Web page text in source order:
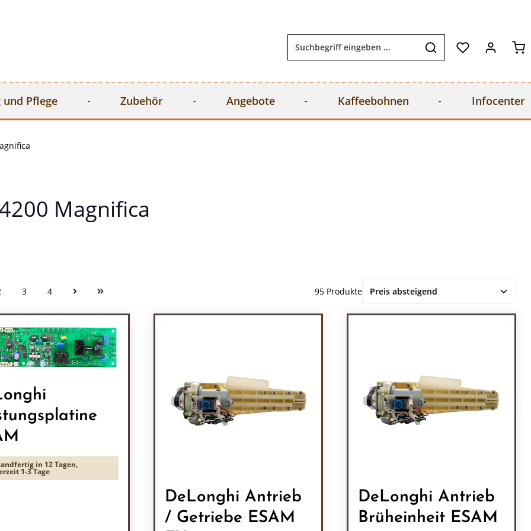
und Pflege Zubehör Angebote Kaffeebohnen Infocenter
Magnifica
Seite
3 Seite
4 95 Produkte
in 12 Tagen,
1-3 Tage
DeLonghi Antrieb
/ Getriebe ESAM
DeLonghi Antrieb
Brüheinheit ESAM